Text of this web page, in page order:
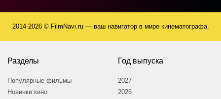
2014-2026 © FilmNavi.ru — ваш навигатор в мире кинематографа.
Разделы
Популярные фильмы
Новинки кино
Год выпуска
2027
2026